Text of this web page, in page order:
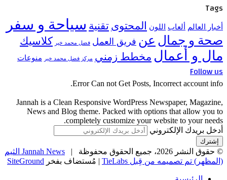
Tags
أخبار العالم ألعاب اللون المحتوى تقنية سياحة و سفر
صحة و جمال عن فريق العمل فضل محمد خير كلاسيك
مال و أعمال مخطط زمني مركز فضل محمد خير منوعات
Follow us
Error Can not Get Posts, Incorrect account info.
Jannah is a Clean Responsive WordPress Newspaper, Magazine,
News and Blog theme. Packed with options that allow you to
completely customize your website to your needs.
أدخل بريدك الإلكتروني
© حقوق النشر 2026، جميع الحقوق محفوظة |
Jannah News الثيم
(المظهر) تم تصميمه من قِبل TieLabs
| مُستضاف بفخر SiteGround